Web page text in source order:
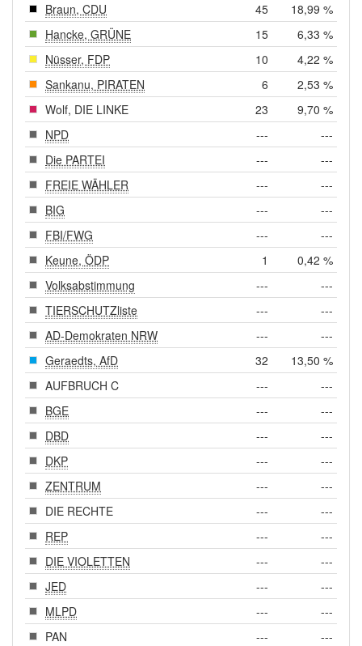
Braun, CDU
45
18,99 %
Hancke, GRÜNE
15
6,33 %
Nüsser, FDP
10
4,22 %
Sankanu, PIRATEN
6
2,53 %
Wolf, DIE LINKE
23
9,70 %
NPD
---
---
Die PARTEI
---
---
FREIE WÄHLER
---
---
BIG
---
---
FBI/FWG
---
---
Keune, ÖDP
1
0,42 %
Volksabstimmung
---
---
TIERSCHUTZliste
---
---
AD-Demokraten NRW
---
---
Geraedts, AfD
32
13,50 %
AUFBRUCH C
---
---
BGE
---
---
DBD
---
---
DKP
---
---
ZENTRUM
---
---
DIE RECHTE
---
---
REP
---
---
DIE VIOLETTEN
---
---
JED
---
---
MLPD
---
---
PAN
--- ---